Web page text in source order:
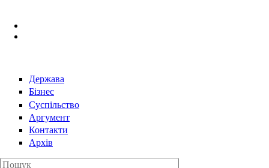
Держава
Бізнес
Суспільство
Аргумент
Контакти
Архів